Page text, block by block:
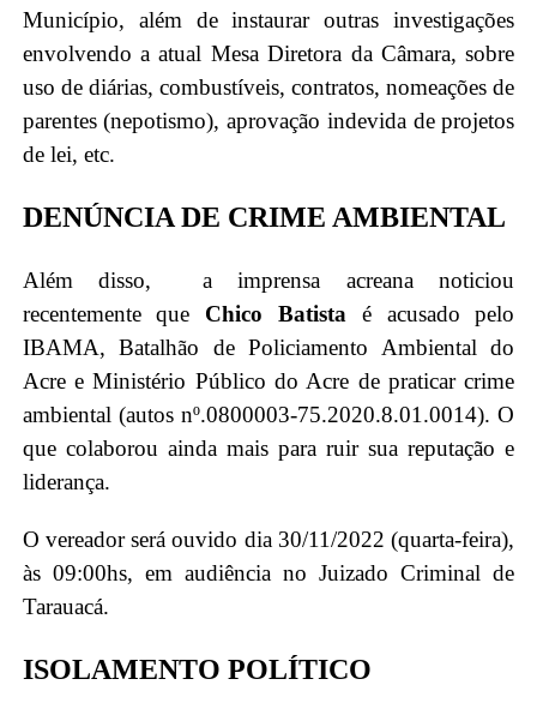
Município, além de instaurar outras investigações
envolvendo a atual Mesa Diretora da Câmara, sobre
uso de diárias, combustíveis, contratos, nomeações de
parentes (nepotismo), aprovação indevida de projetos
de lei, etc.
DENÚNCIA DE CRIME AMBIENTAL
Além disso, a imprensa acreana noticiou
recentemente que Chico Batista é acusado pelo
IBAMA, Batalhão de Policiamento Ambiental do
Acre e Ministério Público do Acre de praticar crime
ambiental (autos nº.0800003-75.2020.8.01.0014). O
que colaborou ainda mais para ruir sua reputação e
liderança.
O vereador será ouvido dia 30/11/2022 (quarta-feira),
às 09:00hs, em audiência no Juizado Criminal de
Tarauacá.
ISOLAMENTO POLÍTICO